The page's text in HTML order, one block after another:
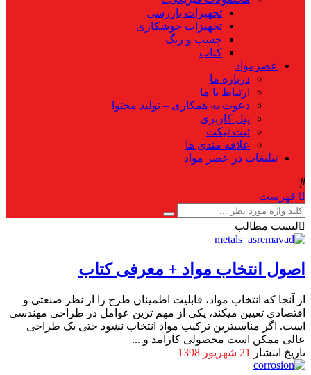
تجهیزات بازرسی
تجهیزات جوشکاری
چسب و رنگ
کتاب
عصرمواد
درباره ما
ارتباط با ما
دعوت به همکاری – تولید محتوا
پنل کاربری
ثبت تیکت
علاقه مندی ها
تبلیغات در عصر مواد
فهرست
لیست مطالب
اصول انتخاب مواد + معرفی کتاب
از آنجا که انتخاب مواد، قابلیت اطمینان طرح را از نظر صنعتی و
اقتصادی تعیین می‎کند، یکی از مهم ترین عوامل در طراحی مهندسی
است. اگر مناسب‎ترین ترکیب مواد انتخاب نشود حتی یک طراحی
عالی ممکن است محصولی کارآمد و ...
تاریخ انتشار
21 شهریور 1398